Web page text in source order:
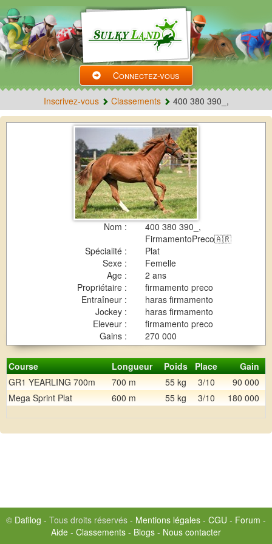
Connectez-vous
Inscrivez-vous Classements 400 380 390_,
Nom :
400 380 390_,
FirmamentoPreco🇦🇷
Spécialité :
Plat
Sexe :
Femelle
Age :
2 ans
Propriétaire :
firmamento preco
Entraîneur :
haras firmamento
Jockey :
haras firmamento
Eleveur :
firmamento preco
Gains :
270 000
Course Longueur Poids Place
Gain
GR1 YEARLING 700m
700 m 55 kg 3/10 90 000
Mega Sprint Plat
600 m 55 kg 3/10 180 000
© Dafilog - Tous droits réservés - Mentions légales - CGU - Forum -
Aide - Classements - Blogs - Nous contacter